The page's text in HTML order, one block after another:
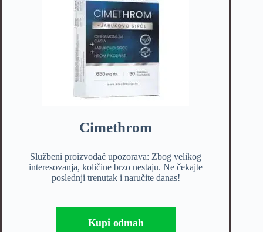
Cimethrom
Službeni proizvođač upozorava: Zbog velikog
interesovanja, količine brzo nestaju. Ne čekajte
poslednji trenutak i naručite danas!
Kupi odmah